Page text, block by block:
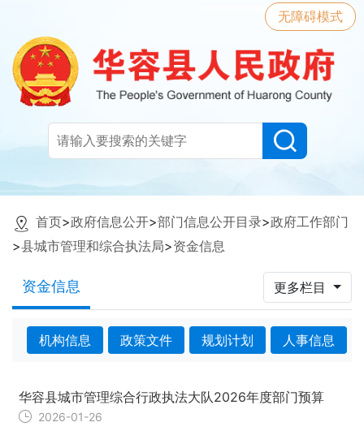
无障碍模式
首页>政府信息公开>部门信息公开目录>政府工作部门
>县城市管理和综合执法局>资金信息
资金信息 更多栏目
机构信息 政策文件 规划计划 人事信息
华容县城市管理综合行政执法大队2026年度部门预算
2026-01-26